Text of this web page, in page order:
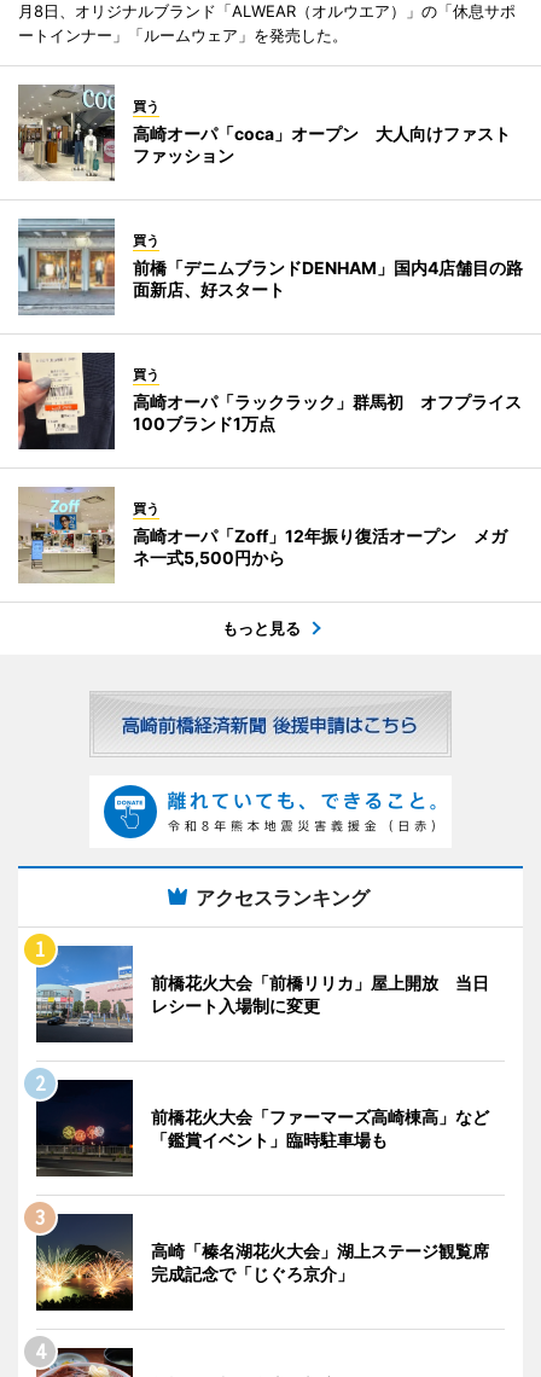
月8日、オリジナルブランド「ALWEAR（オルウエア）」の「休息サポ
ートインナー」「ルームウェア」を発売した。
買う
高崎オーパ「coca」オープン 大人向けファスト
ファッション
買う
前橋「デニムブランドDENHAM」国内4店舗目の路
面新店、好スタート
買う
高崎オーパ「ラックラック」群馬初 オフプライス
100ブランド1万点
買う
高崎オーパ「Zoff」12年振り復活オープン メガ
ネ一式5,500円から
もっと見る
アクセスランキング
前橋花火大会「前橋リリカ」屋上開放 当日
レシート入場制に変更
前橋花火大会「ファーマーズ高崎棟高」など
「鑑賞イベント」臨時駐車場も
高崎「榛名湖花火大会」湖上ステージ観覧席
完成記念で「じぐろ京介」